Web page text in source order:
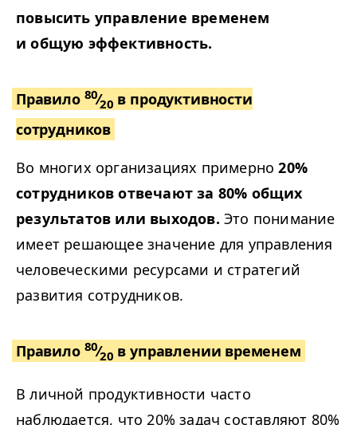
повысить управление временем
и общую эффективность.
Правило 80⁄20 в продуктивности
сотрудников
Во многих организациях примерно20%
сотрудников отвечают за 80% общих
результатов или выходов. Это понимание
имеет решающее значение для управления
человеческими ресурсами и стратегий
развития сотрудников.
Правило 80⁄20 в управлении временем
В личной продуктивности часто
наблюдается, что 20% задач составляют 80%